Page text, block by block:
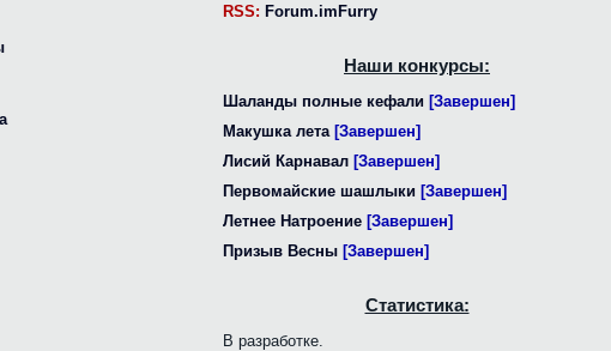
RSS: Forum.imFurry
Наши конкурсы:
Шаланды полные кефали [Завершен]
Макушка лета [Завершен]
Лисий Карнавал [Завершен]
Первомайские шашлыки [Завершен]
Летнее Натроение [Завершен]
Призыв Весны [Завершен]
Статистика:
В разработке.